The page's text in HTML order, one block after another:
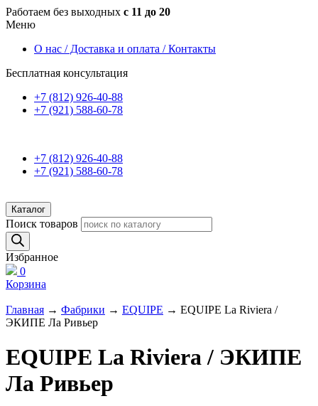
Работаем без выходных с 11 до 20
Меню
О нас / Доставка и оплата / Контакты
Бесплатная консультация
+7 (812) 926-40-88
+7 (921) 588-60-78
+7 (812) 926-40-88
+7 (921) 588-60-78
Каталог
Поиск товаров
Избранное
0
Корзина
Главная → Фабрики → EQUIPE → EQUIPE La Riviera /
ЭКИПЕ Ла Ривьер
EQUIPE La Riviera / ЭКИПЕ
Ла Ривьер